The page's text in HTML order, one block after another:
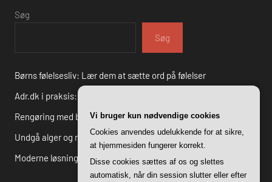
Søg
Søg
Børns følelsesliv: Lær dem at sætte ord på følelser
Adr.dk i praksis: Succesfulde cases fra danske virksomheder
Rengøring med børn: Sjove tips til at gøre det til en leg
Undgå alger og mos: Gode råd til effektiv fliserens i haven
Moderne løsninger i historiske rammer – arkitektur i gentofte
Vi bruger kun nødvendige cookies
Cookies anvendes udelukkende for at sikre,
at hjemmesiden fungerer korrekt.
Disse cookies sættes af os og slettes
automatisk, når din session slutter eller efter